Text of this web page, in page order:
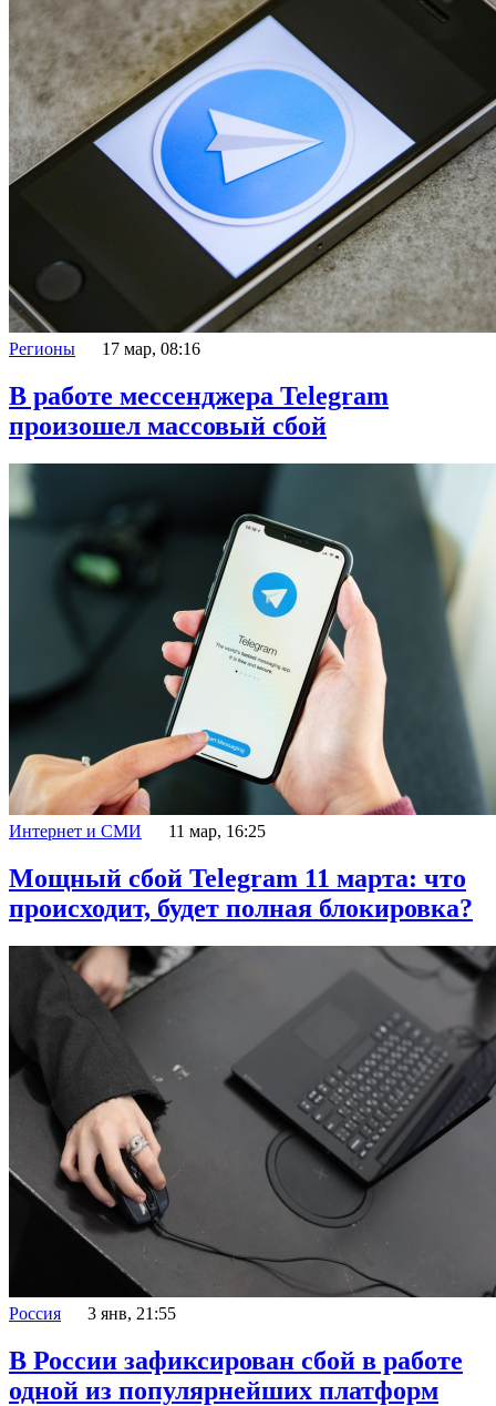
Регионы 17 мар, 08:16
В работе мессенджера Telegram
произошел массовый сбой
Интернет и СМИ 11 мар, 16:25
Мощный сбой Telegram 11 марта: что
происходит, будет полная блокировка?
Россия 3 янв, 21:55
В России зафиксирован сбой в работе
одной из популярнейших платформ